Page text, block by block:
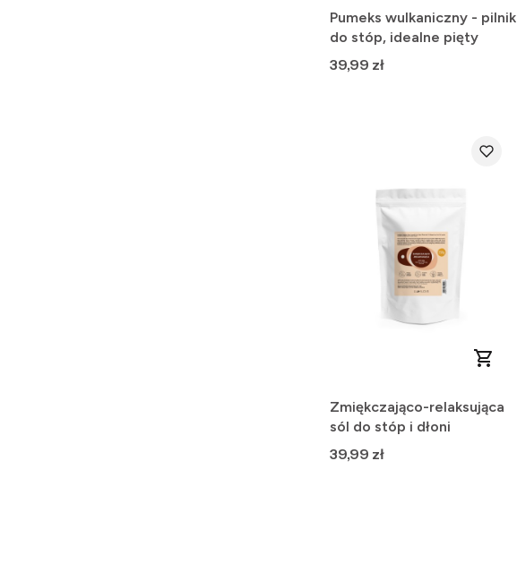
Pumeks wulkaniczny - pilnik
do stóp, idealne pięty
Cena
39,99 zł
Zmiękczająco-relaksująca
sól do stóp i dłoni
Cena
39,99 zł